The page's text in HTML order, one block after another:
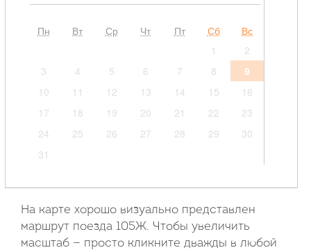
Пн Вт Ср Чт Пт Сб
Вс
1
2
3
4 5 6 7 8
9
10
11 12 13 14 15
16
17
18 19 20 21 22
23
24
25 26 27 28 29
30
31
Пн Вт Ср Чт Пт Сб
Вс
На карте хорошо визуально представлен
маршрут поезда 105Ж. Чтобы увеличить
масштаб — просто кликните дважды в любой